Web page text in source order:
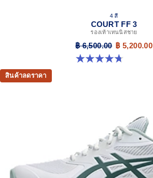
4 สี
COURT FF 3
รองเท้าเทนนิสชาย
฿ 6,500.00 ฿ 5,200.00
4.7 จาก 5 ดาว 203 รีวิว
สินค้าลดราคา